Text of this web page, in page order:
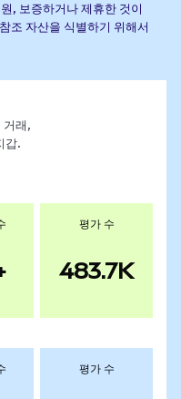
, 보증하거나 제휴한 것이
조 자산을 식별하기 위해서
거래,
갑.
평가 수
483.7K
평가 수